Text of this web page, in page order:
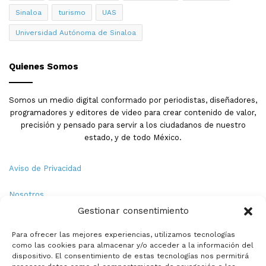
Gestionar consentimiento
Para ofrecer las mejores experiencias, utilizamos tecnologías
como las cookies para almacenar y/o acceder a la información del
dispositivo. El consentimiento de estas tecnologías nos permitirá
Sinaloa turismo UAS
Universidad Autónoma de Sinaloa
Quienes Somos
Somos un medio digital conformado por periodistas, diseñadores,
programadores y editores de video para crear contenido de valor,
precisión y pensado para servir a los ciudadanos de nuestro
estado, y de todo México.
Aviso de Privacidad
Nosotros
Política de Cookies